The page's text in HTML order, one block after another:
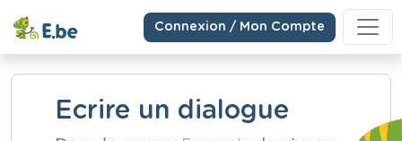
Connexion / Mon Compte
Ecrire un dialogue